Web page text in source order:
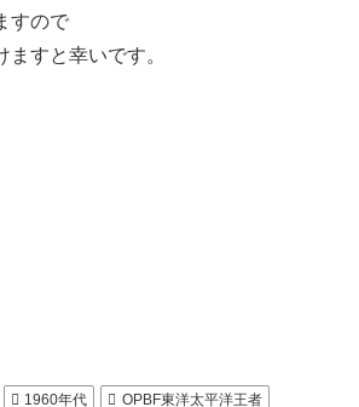
すので
すと幸いです。
1960年代
OPBF東洋太平洋王者